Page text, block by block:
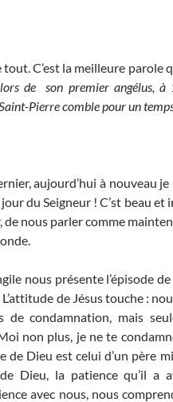
tout. C’est la meilleure
de son premier angélus, à
Pierre comble pour un
aujourd’hui à nouveau
du Seigneur ! C’st beau
nous parler comme
nous présente l’épisode
de Jésus touche :
de condamnation, mais
non plus, je ne te
de Dieu est celui d’un père
Dieu, la patience qu’il a
avec nous, nous